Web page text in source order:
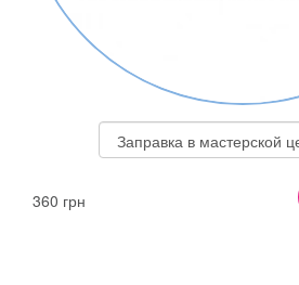
360 грн